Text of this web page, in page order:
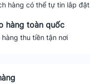
hàng có thể tự tin lắp đặt
hàng toàn quốc
hàng thu tiền tận nơi